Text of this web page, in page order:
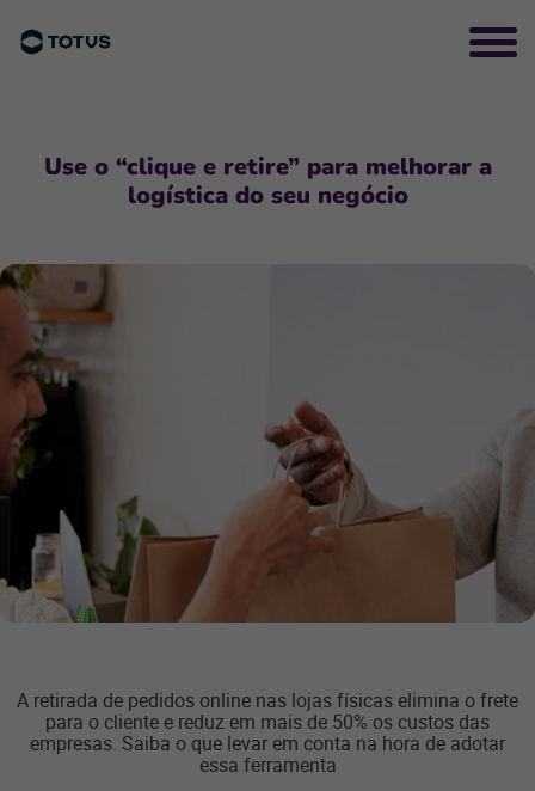
Use o “clique e retire” para melhorar a
logística do seu negócio
A retirada de pedidos online nas lojas físicas elimina o frete
para o cliente e reduz em mais de 50% os custos das
empresas. Saiba o que levar em conta na hora de adotar
essa ferramenta